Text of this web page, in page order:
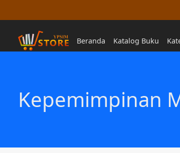
Beranda Katalog Buku
Kepemimpinan